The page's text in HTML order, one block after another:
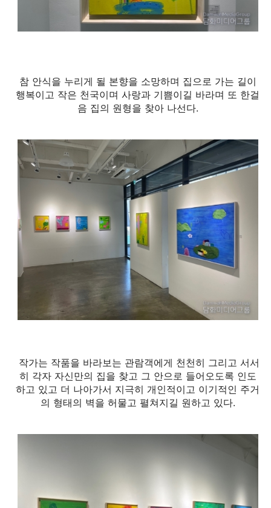
참 안식을 누리게 될 본향을 소망하며 집으로 가는 길이
행복이고 작은 천국이며 사랑과 기쁨이길 바라며 또 한걸
음 집의 원형을 찾아 나선다.
작가는 작품을 바라보는 관람객에게 천천히 그리고 서서
히 각자 자신만의 집을 찾고 그 안으로 들어오도록 인도
하고 있고 더 나아가서 지극히 개인적이고 이기적인 주거
의 형태의 벽을 허물고 펼쳐지길 원하고 있다.